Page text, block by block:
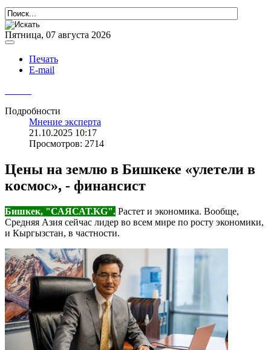
Пятница, 07 августа 2026
Печать
E-mail
Подробности
Мнение эксперта
21.10.2025 10:17
Просмотров: 2714
Цены на землю в Бишкеке «улетели в
космос», - финансист
Бишкек, "САЯСАТ.KG". Растет и экономика. Вообще,
Средняя Азия сейчас лидер во всем мире по росту экономики,
и Кыргызстан, в частности.